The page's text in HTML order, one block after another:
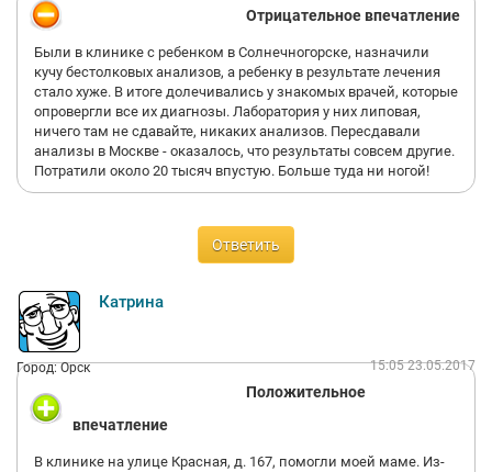
Отрицательное впечатление
Были в клинике с ребенком в Солнечногорске, назначили
кучу бестолковых анализов, а ребенку в результате лечения
стало хуже. В итоге долечивались у знакомых врачей, которые
опровергли все их диагнозы. Лаборатория у них липовая,
ничего там не сдавайте, никаких анализов. Пересдавали
анализы в Москве - оказалось, что результаты совсем другие.
Потратили около 20 тысяч впустую. Больше туда ни ногой!
Ответить
Катрина
Город: Орск 15:05 23.05.2017
Положительное
впечатление
В клинике на улице Красная, д. 167, помогли моей маме. Из-